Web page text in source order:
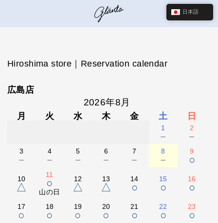
Hiroshima store｜Reservation calendar
広島店
2026年8月
月 火 水 木 金 土 日
1
－
2
－
3
－
4
－
5
－
6
－
7
－
8
－
9
○
10
△
11
○
山の日
12
△
13
△
14
○
15
○
16
○
17
○
18
○
19
○
20
○
21
○
22
○
23
○
日本語